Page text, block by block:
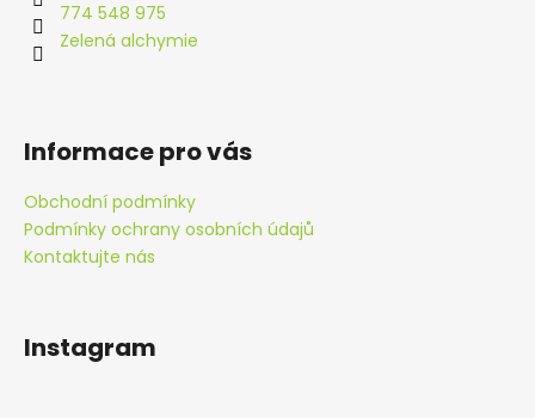
774 548 975
Zelená alchymie
Informace pro vás
Obchodní podmínky
Podmínky ochrany osobních údajů
Kontaktujte nás
Instagram